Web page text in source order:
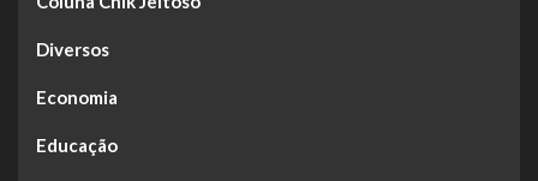
Diversos
Economia
Educação